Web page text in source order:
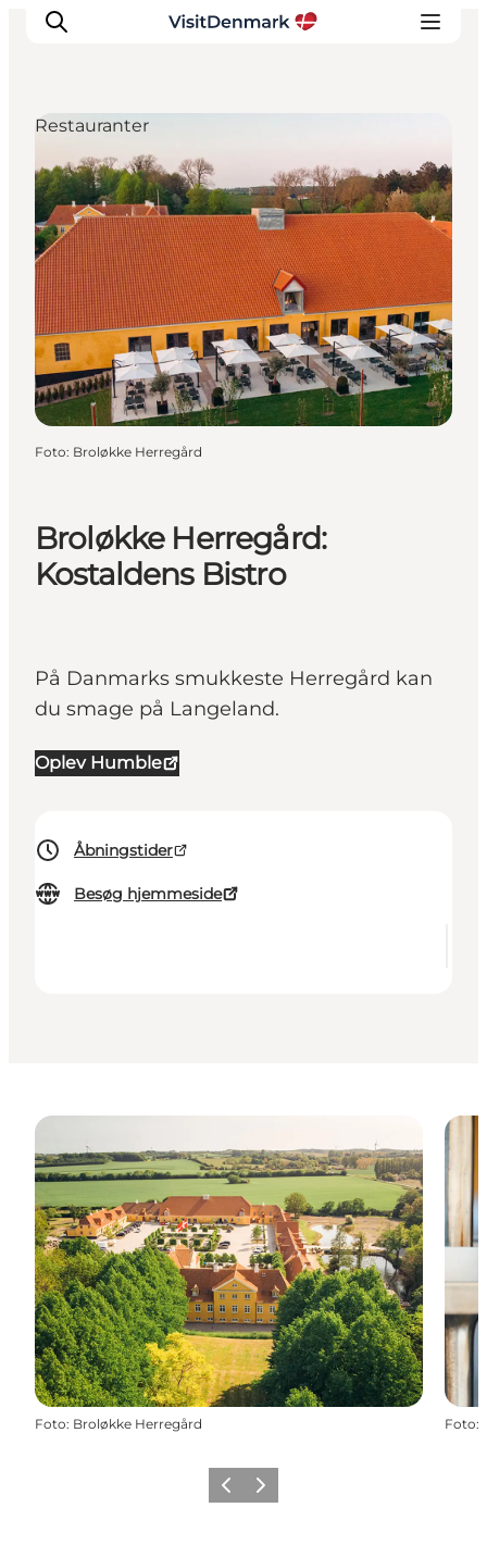
Inspiration
Destinationer
Oplevelser
Overnatning
Planlæg ferien
Broløkke Herregård:
Kostaldens Bistro
På Danmarks smukkeste Herregård kan
du smage på Langeland.
Oplev Humble
Åbningstider
Besøg hjemmeside
Restauranter
Foto: Broløkke Herregård
Foto: Broløkke Herregård Foto:
ForrigeNæste